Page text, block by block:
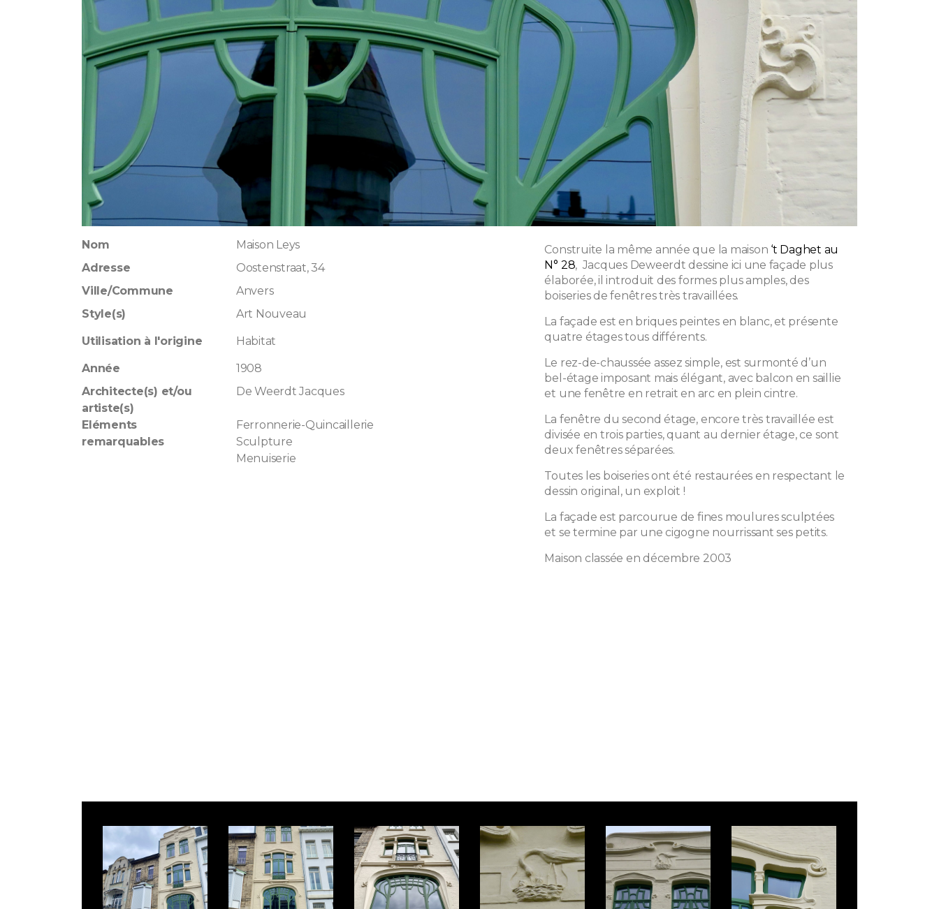
Nom
Maison Leys
Adresse
Oostenstraat, 34
Ville/Commune
Anvers
Style(s)
Art Nouveau
Utilisation à l'origine Habitat
Année
1908
Architecte(s) et/ou
artiste(s)
De Weerdt Jacques
Eléments
remarquables
Ferronnerie-Quincaillerie
Sculpture
Menuiserie
Construite la même année que la maison ‘t Daghet au
N° 28, Jacques Deweerdt dessine ici une façade plus
élaborée, il introduit des formes plus amples, des
boiseries de fenêtres très travaillées.
La façade est en briques peintes en blanc, et présente
quatre étages tous différents.
Le rez-de-chaussée assez simple, est surmonté d’un
bel-étage imposant mais élégant, avec balcon en saillie
et une fenêtre en retrait en arc en plein cintre.
La fenêtre du second étage, encore très travaillée est
divisée en trois parties, quant au dernier étage, ce sont
deux fenêtres séparées.
Toutes les boiseries ont été restaurées en respectant le
dessin original, un exploit !
La façade est parcourue de fines moulures sculptées
et se termine par une cigogne nourrissant ses petits.
Maison classée en décembre 2003